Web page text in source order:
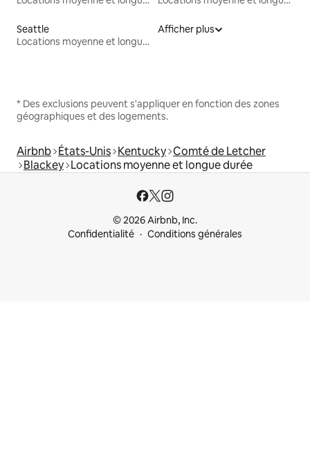
Seattle
Locations moyenne et longue durée
Afficher plus
* Des exclusions peuvent s'appliquer en fonction des zones
géographiques et des logements.
Airbnb États-Unis Kentucky Comté de Letcher
Blackey Locations moyenne et longue durée
© 2026 Airbnb, Inc.
Confidentialité
Conditions générales